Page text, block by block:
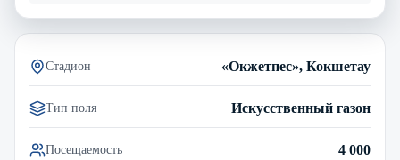
Стадион «Окжетпес», Кокшетау
Тип поля Искусственный газон
Посещаемость 4 000